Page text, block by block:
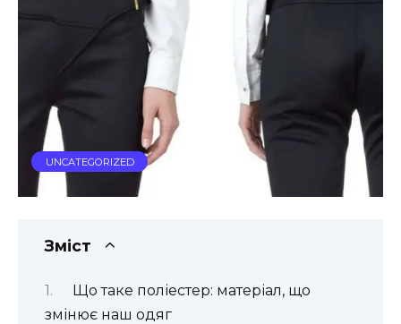
UNCATEGORIZED
Зміст
Що таке поліестер: матеріал, що
змінює наш одяг